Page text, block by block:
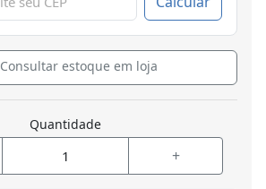
Consultar estoque em loja
Quantidade
+